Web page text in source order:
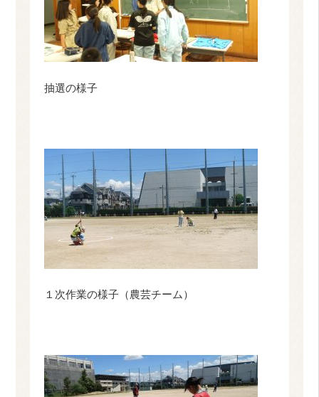
抽選の様子
１次作業の様子（農芸チーム）